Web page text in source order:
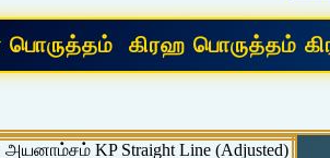
KP Straight Line (Adjusted)